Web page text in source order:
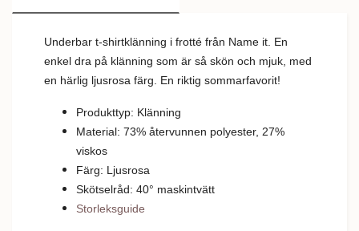
Underbar t-shirtklänning i frotté från Name it. En
enkel dra på klänning som är så skön och mjuk, med
en härlig ljusrosa färg. En riktig sommarfavorit!
Produkttyp: Klänning
Material: 73% återvunnen polyester, 27%
viskos
Färg: Ljusrosa
Skötselråd: 40° maskintvätt
Storleksguide